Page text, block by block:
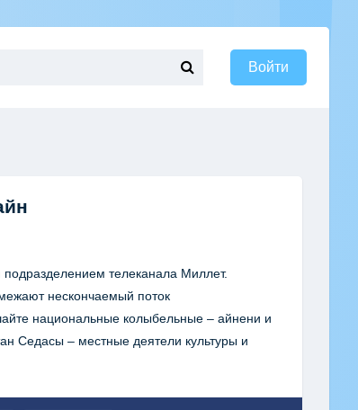
Войти
телеканала Миллет.
нескончаемый поток
национальные колыбельные – айнени и
Седасы – местные деятели культуры и